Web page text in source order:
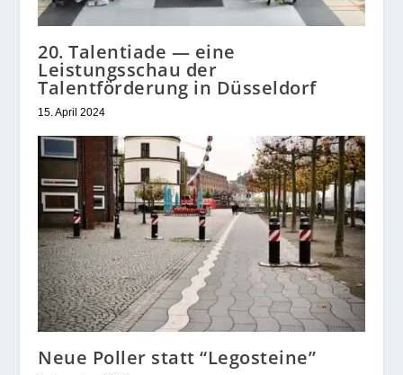
20. Talentiade — eine
Leistungsschau der
Talentförderung in Düsseldorf
15. April 2024
Neue Poller statt “Legosteine”